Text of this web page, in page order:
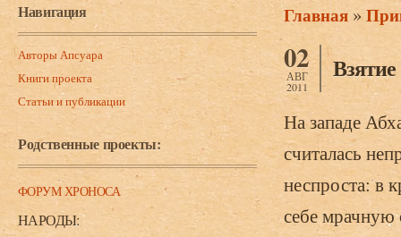
Навигация
Авторы Апсуара
Книги проекта
Статьи и публикации
Родственные проекты:
ФОРУМ ХРОНОСА
НАРОДЫ:
Вы здесь
Главная »
02
АВГ
2011
На западе
считалась
неспроста: в
себе мрачную